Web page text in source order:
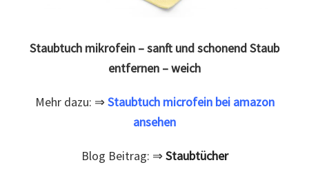
Staubtuch mikrofein – sanft und schonend Staub
entfernen – weich
Mehr dazu: ⇒Staubtuch microfein bei amazon
ansehen
Blog Beitrag: ⇒Staubtücher